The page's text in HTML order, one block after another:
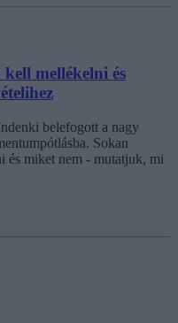
mellékelni és
belefogott a nagy
Sokan
és miket nem - mutatjuk, mi